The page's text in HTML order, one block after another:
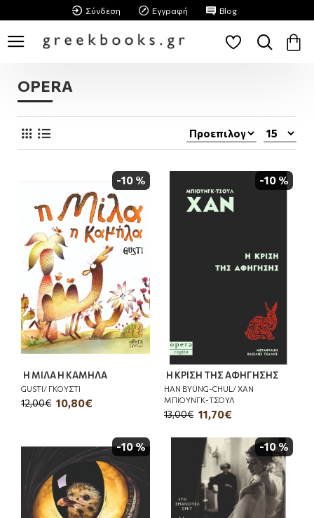
Σύνδεση Εγγραφή Blog
OPERA
-10 %
Η ΜΙΛΑ Η ΚΑΜΗΛΑ
GUSTI/ ΓΚΟΥΣΤΙ
10,80€
12,00€
-10 %
Η ΚΡΙΣΗ ΤΗΣ ΑΦΗΓΗΣΗΣ
HAN BYUNG-CHUL/ ΧΑΝ
MΠΙΟΥΝΓΚ-ΤΣΟΥΛ
11,70€
13,00€
-10 % -10 %